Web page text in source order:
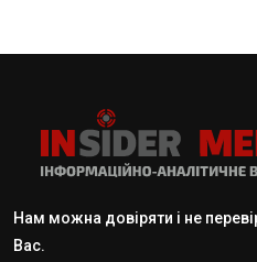
Нам можна довіряти і не
Вас.